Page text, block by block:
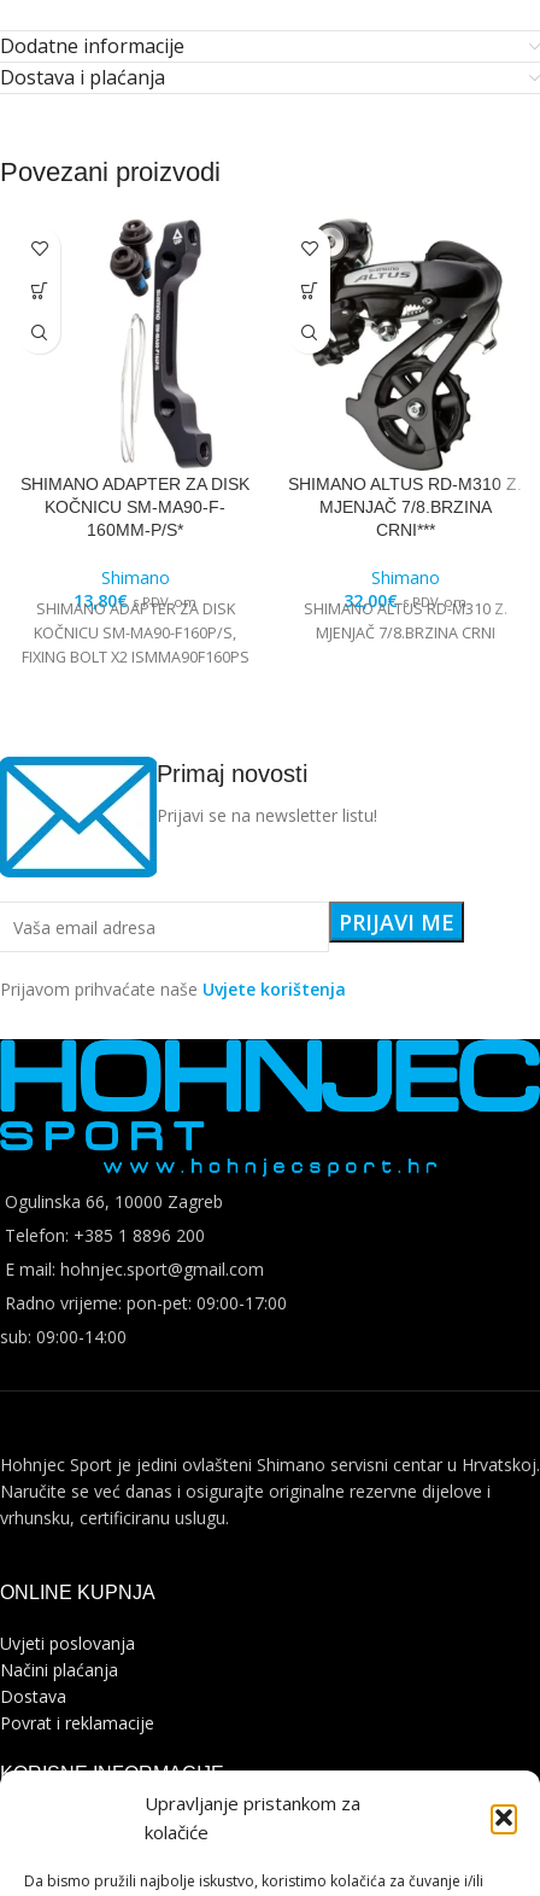
Upravljanje pristankom za
kolačiće
Da bismo pružili najbolje iskustvo, koristimo kolačića za čuvanje i/ili
Dodatne informacije
Dostava i plaćanja
Povezani proizvodi
SHIMANO ADAPTER ZA DISK
KOČNICU SM-MA90-F-
160MM-P/S*
Shimano
13,80€ s PDV-om
SHIMANO ADAPTER ZA DISK
KOČNICU SM-MA90-F160P/S,
FIXING BOLT X2 ISMMA90F160PS
SHIMANO ALTUS RD-M310 Z.
MJENJAČ 7/8.BRZINA
CRNI***
Shimano
32,00€ s PDV-om
SHIMANO ALTUS RD-M310 Z.
MJENJAČ 7/8.BRZINA CRNI
Primaj novosti
Prijavi se na newsletter listu!
Prijavom prihvaćate naše Uvjete korištenja
Ogulinska 66, 10000 Zagreb
Telefon: +385 1 8896 200
E mail: hohnjec.sport@gmail.com
Radno vrijeme: pon-pet: 09:00-17:00
sub: 09:00-14:00
Hohnjec Sport je jedini ovlašteni Shimano servisni centar u Hrvatskoj.
Naručite se već danas i osigurajte originalne rezervne dijelove i
vrhunsku, certificiranu uslugu.
ONLINE KUPNJA
Uvjeti poslovanja
Načini plaćanja
Dostava
Povrat i reklamacije
KORISNE INFORMACIJE
Zaštita osobnih podataka
Pohvale i prigovori